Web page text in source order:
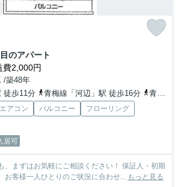
のアパート
費2,000円
/築48年
徒歩11分
青梅線「河辺」駅 徒歩16分 青梅線「青梅」駅 車12分
エアコン バルコニー
フローリング
居可
はお気軽にご相談ください！ 保証人・初期
お客様一人ひとりのご状況に合わせ...
もっと見る